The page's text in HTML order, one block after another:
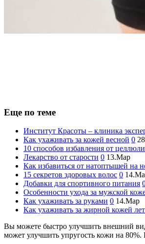
Еще по теме
Институт Красоты – клиника
Как ухаживать за кожей весной 0
10 способов избавления от
Лекарство от старости 0 13.Мар
Как избавиться от натоптышей на
15 секретов здоровых волос 0
Добавки для спортивного питания
Особенности ухода за мужской
Как ухаживать за руками 0 14.Мар
Как ухаживать за жирной кожей
Вы можете быстро улучшить внешний
может улучшить упругость кожи на 80%.